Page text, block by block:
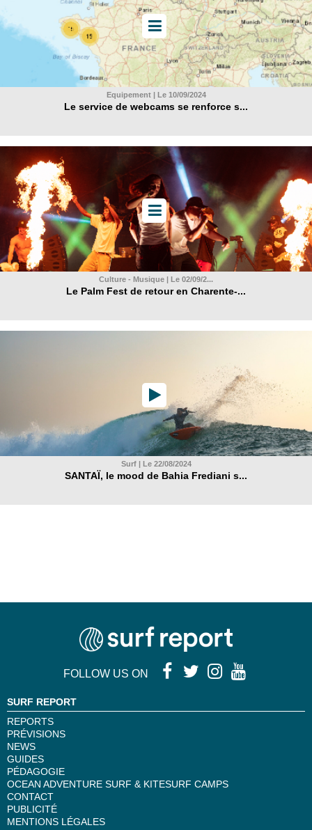
Equipement | Le 10/09/2024
Le service de webcams se renforce s...
Culture - Musique | Le 02/09/2...
Le Palm Fest de retour en Charente-...
Surf | Le 22/08/2024
SANTAÏ, le mood de Bahia Frediani s...
FOLLOW US ON
SURF REPORT
REPORTS
PRÉVISIONS
NEWS
GUIDES
PÉDAGOGIE
OCEAN ADVENTURE SURF & KITESURF CAMPS
CONTACT
PUBLICITÉ
MENTIONS LÉGALES